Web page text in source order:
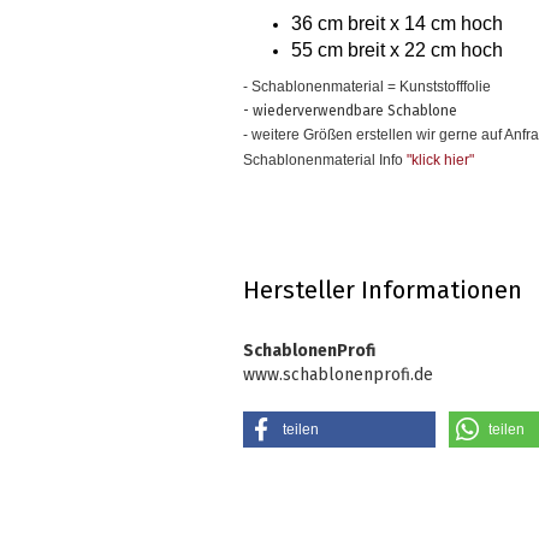
36 cm breit x 14 cm hoch
55 cm breit x 22 cm hoch
- Schablonenmaterial = Kunststofffolie
- wiederverwendbare Schablone
- weitere Größen erstellen wir gerne auf
Schablonenmaterial Info "klick hier"
Hersteller Informationen
SchablonenProfi
www.schablonenprofi.de
teilen teilen